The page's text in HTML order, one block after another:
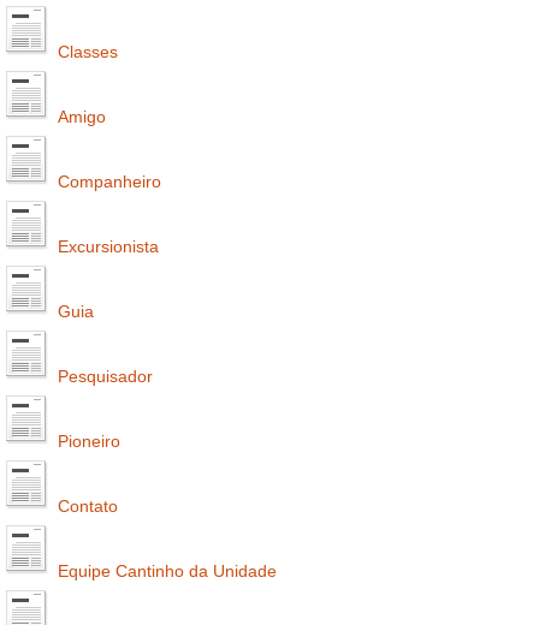
Classes
Amigo
Companheiro
Excursionista
Guia
Pesquisador
Pioneiro
Contato
Equipe Cantinho da Unidade